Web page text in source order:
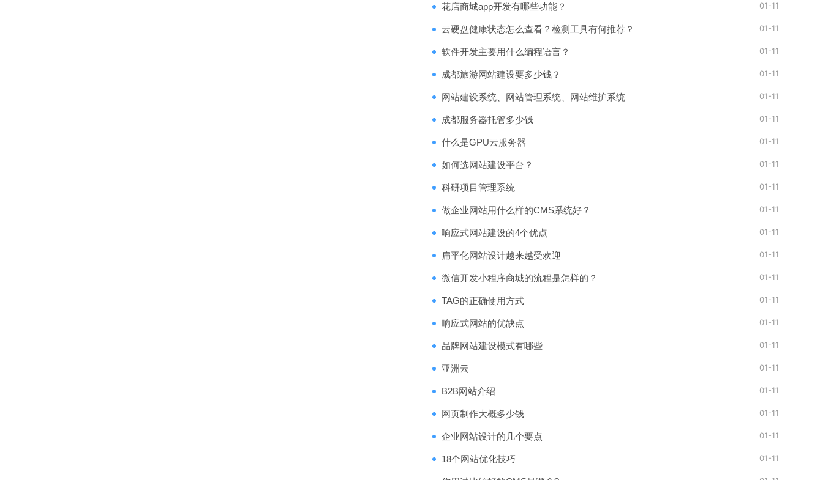
花店商城app开发有哪些功能？ 01-11
云硬盘健康状态怎么查看？检测工具有何推荐？ 01-11
软件开发主要用什么编程语言？ 01-11
成都旅游网站建设要多少钱？ 01-11
网站建设系统、网站管理系统、网站维护系统 01-11
成都服务器托管多少钱 01-11
什么是GPU云服务器 01-11
如何选网站建设平台？ 01-11
科研项目管理系统 01-11
做企业网站用什么样的CMS系统好？ 01-11
响应式网站建设的4个优点 01-11
扁平化网站设计越来越受欢迎 01-11
微信开发小程序商城的流程是怎样的？ 01-11
TAG的正确使用方式 01-11
响应式网站的优缺点 01-11
品牌网站建设模式有哪些 01-11
亚洲云 01-11
B2B网站介绍 01-11
网页制作大概多少钱 01-11
企业网站设计的几个要点 01-11
18个网站优化技巧 01-11